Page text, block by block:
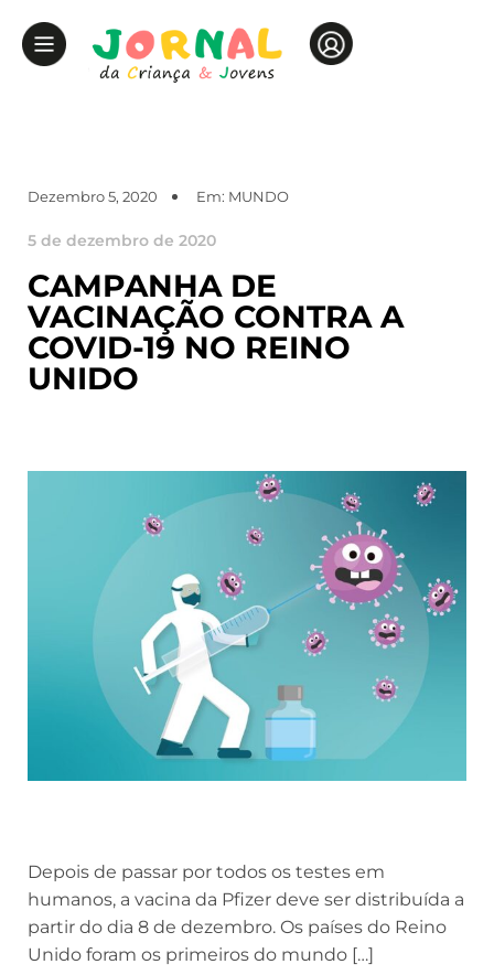
Dezembro 5, 2020 Em: MUNDO
5 de dezembro de 2020
CAMPANHA DE
VACINAÇÃO CONTRA A
COVID-19 NO REINO
UNIDO
Depois de passar por todos os testes em
humanos, a vacina da Pfizer deve ser distribuída a
partir do dia 8 de dezembro. Os países do Reino
Unido foram os primeiros do mundo […]